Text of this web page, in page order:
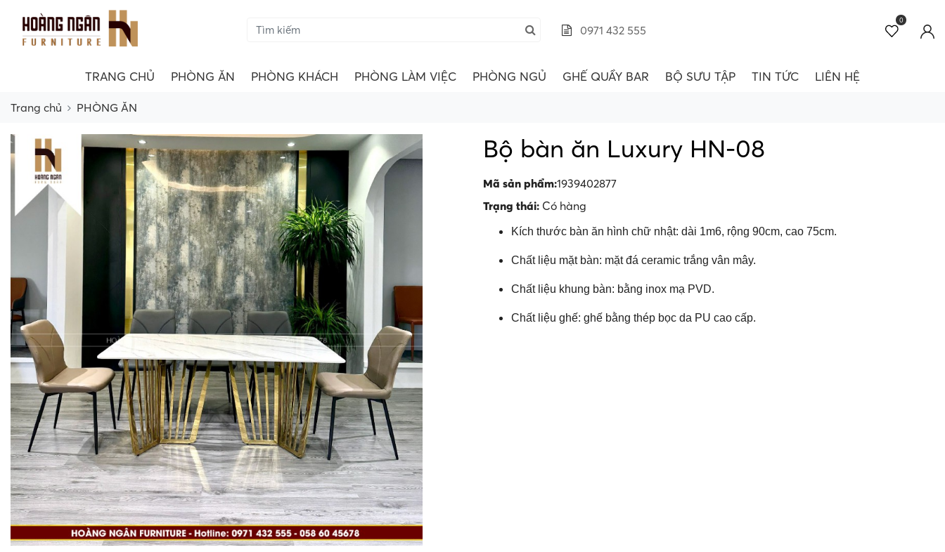
0971 432 555
0
TRANG CHỦ PHÒNG ĂN PHÒNG KHÁCH PHÒNG LÀM VIỆC PHÒNG NGỦ GHẾ QUẦY BAR BỘ SƯU TẬP TIN TỨC LIÊN HỆ
Trang chủ PHÒNG ĂN
Bộ bàn ăn Luxury HN-08
Mã sản phẩm:1939402877
Trạng thái: Có hàng
Kích thước bàn ăn hình chữ nhật: dài 1m6, rộng 90cm, cao 75cm.
Chất liệu mặt bàn: mặt đá ceramic trắng vân mây.
Chất liệu khung bàn: bằng inox mạ PVD.
Chất liệu ghế: ghế bằng thép bọc da PU cao cấp.